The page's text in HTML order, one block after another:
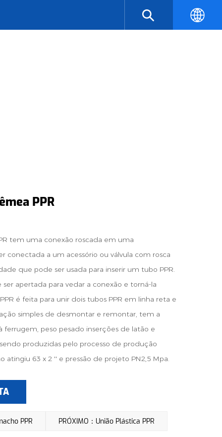
PPR
tem uma conexão roscada em uma
conectada a um acessório ou válvula com rosca
que pode ser usada para inserir um tubo PPR.
apertada para vedar a conexão e torná-la
é feita para unir dois tubos PPR em linha reta e
simples de desmontar e remontar, tem a
ferrugem, peso pesado inserções de latão e
produzidas pelo processo de produção
atingiu 63 x 2 '' e pressão de projeto PN2,5 Mpa.
PPR PRÓXIMO：União Plástica PPR